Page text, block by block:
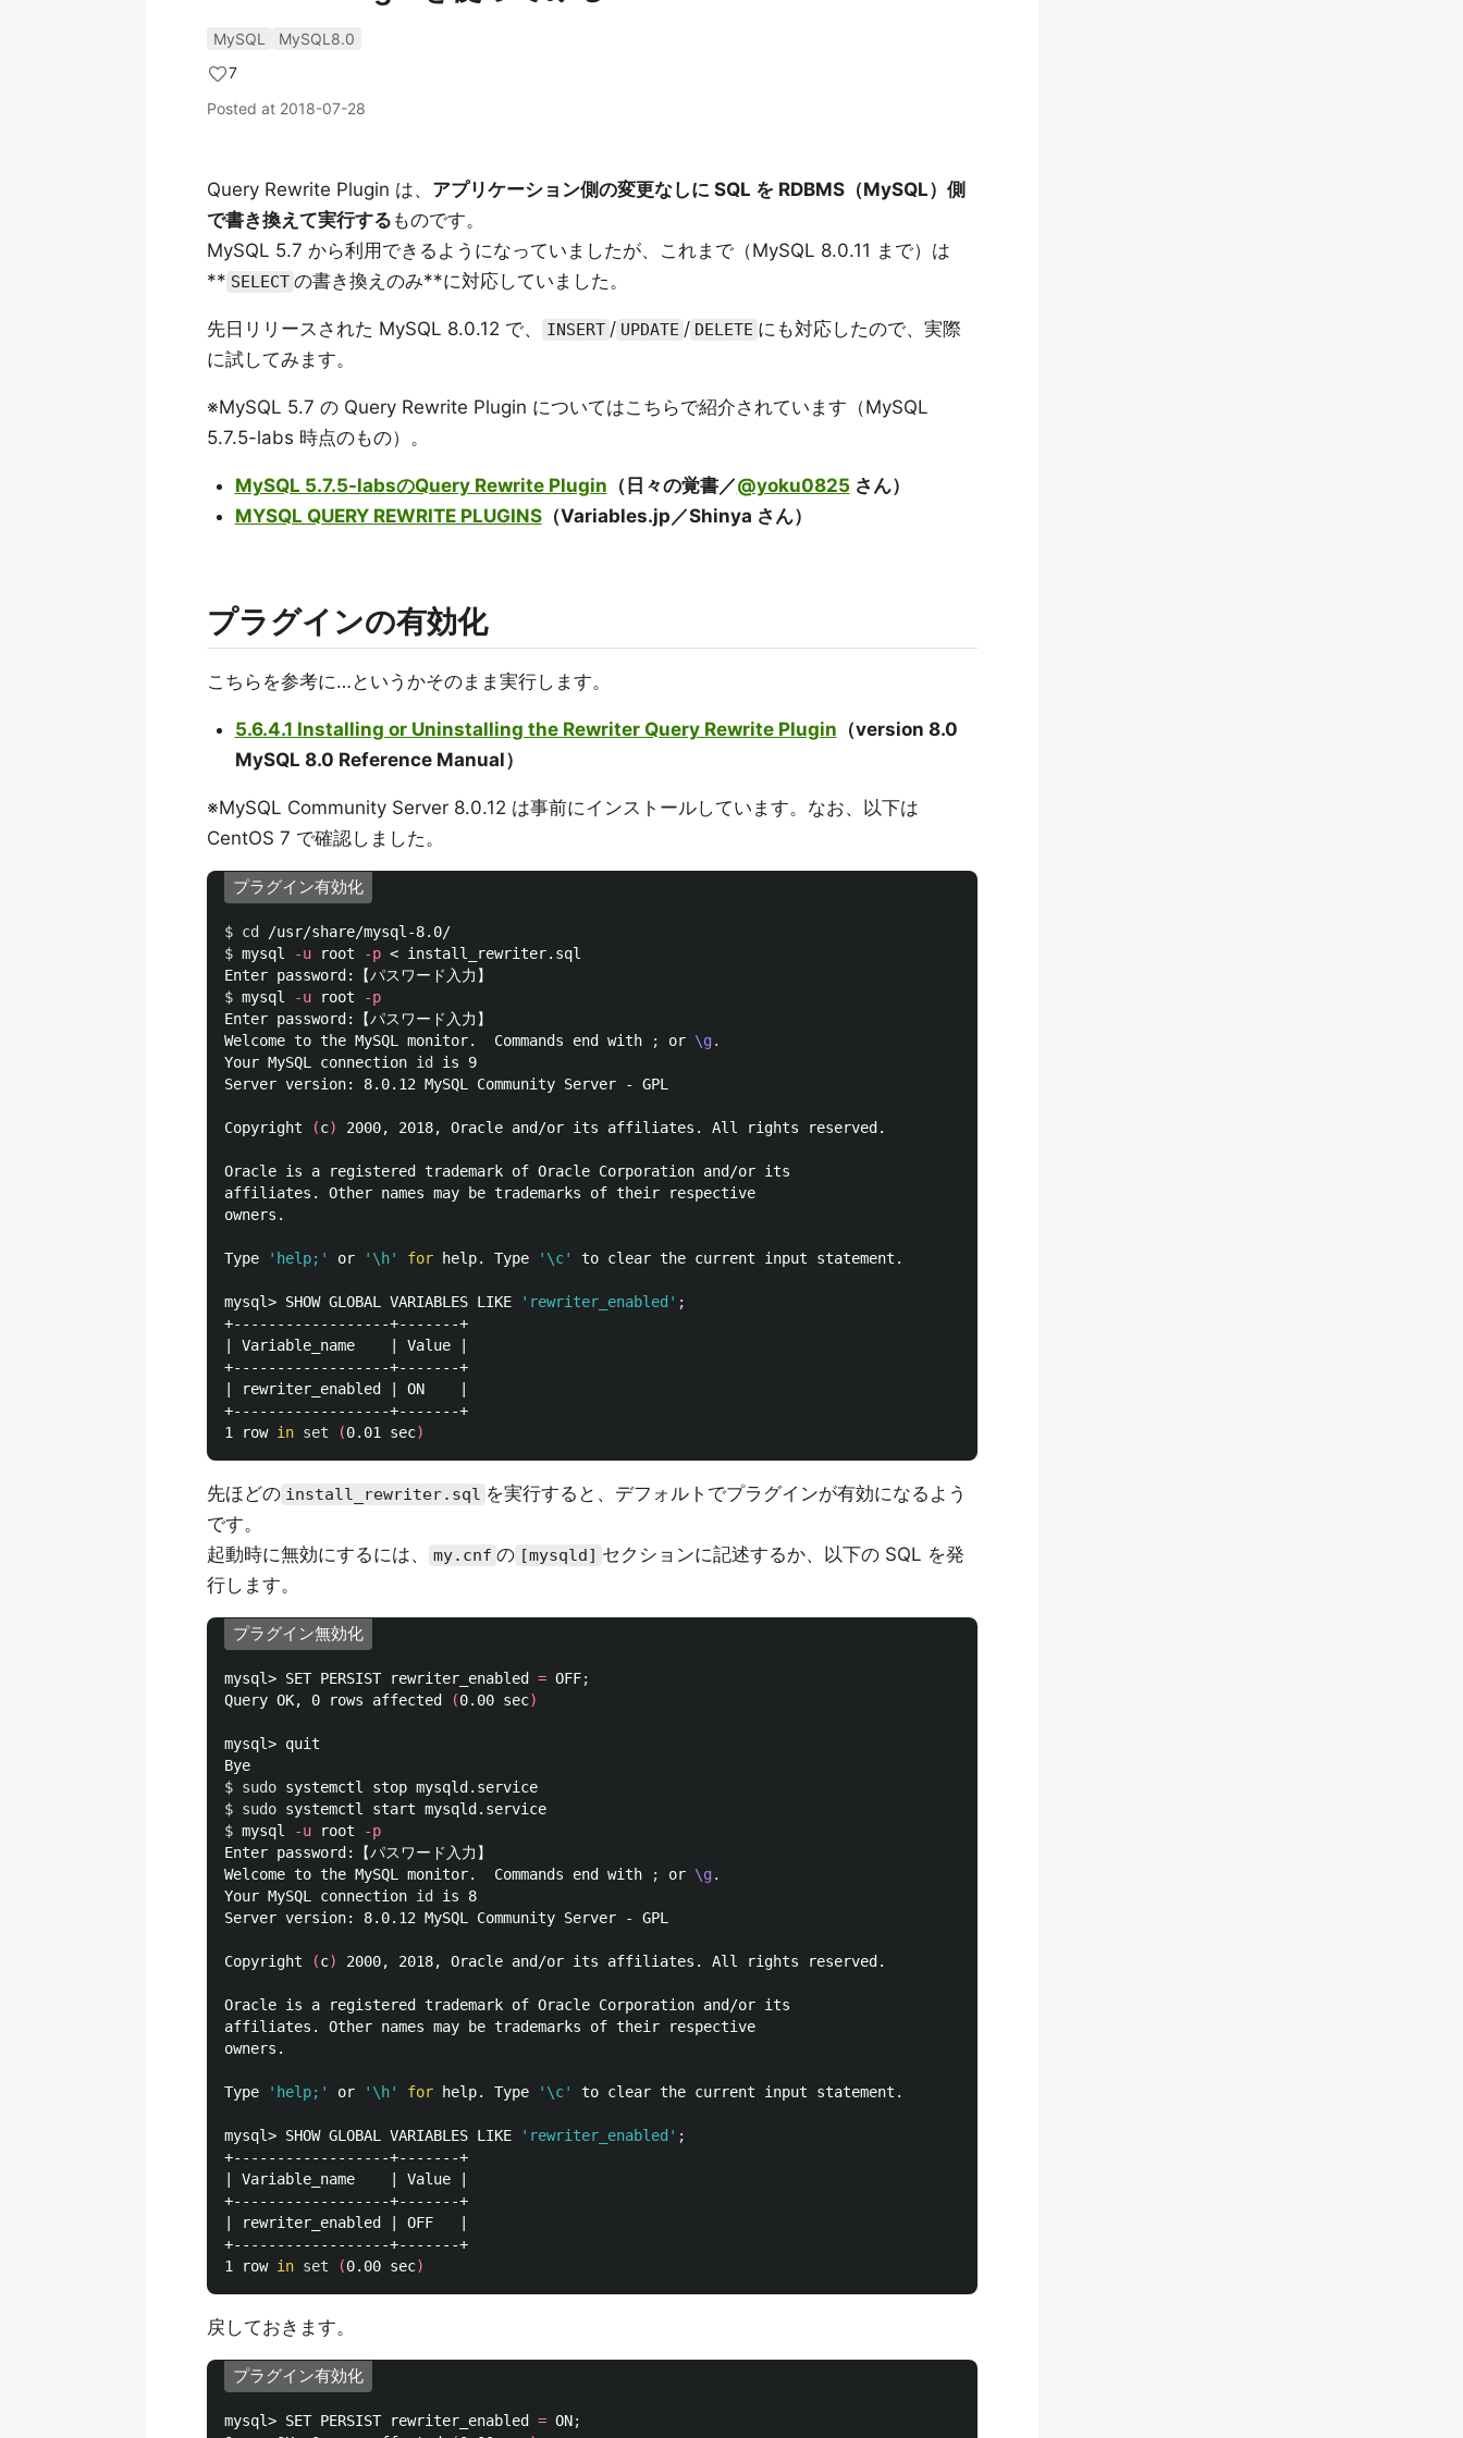
MySQL
MySQL8.0
7
Posted at 2018-07-28
Query Rewrite Plugin は、 アプリケーション側の変更なしに SQL を RDBMS（MySQL）側
で書き換えて実行する ものです。
MySQL 5.7 から利用できるようになっていましたが、これまで（MySQL 8.0.11 まで）は
** SELECT の書き換えのみ**に対応していました。
先日リリースされた MySQL 8.0.12 で、 INSERT / UPDATE / DELETE にも対応したので、実際
に試してみます。
※MySQL 5.7 の Query Rewrite Plugin についてはこちらで紹介されています（MySQL
5.7.5-labs 時点のもの）。
MySQL 5.7.5-labsのQuery Rewrite Plugin （日々の覚書／@yoku0825 さん）
MYSQL QUERY REWRITE PLUGINS（Variables.jp／Shinya さん）
プラグインの有効化
こちらを参考に…というかそのまま実行します。
5.6.4.1 Installing or Uninstalling the Rewriter Query Rewrite Plugin （version 8.0
MySQL 8.0 Reference Manual）
※MySQL Community Server 8.0.12 は事前にインストールしています。なお、以下は
CentOS 7 で確認しました。
プラグイン有効化
$ cd
$ mysql -u root -p < install_rewriter.sql
$ mysql -u root
-p
Enter password:【パスワード入力】
Welcome to the MySQL monitor.  Commands end with
; or \g.
Your MySQL connection id is 9
Server version: 8.0.12 MySQL Community Server - GPL
Copyright (c) 2000, 2018, Oracle and/or its affiliates. All rights reserved.
Oracle is a registered trademark of Oracle Corporation and/or its
affiliates. Other names may be trademarks of their respective
owners.
Type 'help;' or '\h' for help. Type '\c' to clear the current input statement.
mysql> SHOW GLOBAL VARIABLES LIKE 'rewriter_enabled' ;
+------------------+-------+
| Variable_name    | Value |
+------------------+-------+
| rewriter_enabled | ON    |
+------------------+-------+
1 row in set (0.01 sec)
先ほどの install_rewriter.sql を実行すると、デフォルトでプラグインが有効になるよう
です。
起動時に無効にするには、
my.cnf の [mysqld] セクションに記述するか、以下の SQL を発
行します。
プラグイン無効化
mysql> SET PERSIST rewriter_enabled = OFF;
Query OK, 0 rows affected
(0.00 sec)
mysql> quit
$ sudo
$ sudo
$ mysql -u root
-p
Enter password:【パスワード入力】
Welcome to the MySQL monitor.  Commands end with
; or \g.
Your MySQL connection id is 8
Server version: 8.0.12 MySQL Community Server - GPL
Copyright (c) 2000, 2018, Oracle and/or its affiliates. All rights reserved.
Oracle is a registered trademark of Oracle Corporation and/or its
affiliates. Other names may be trademarks of their respective
owners.
Type 'help;' or '\h' for help. Type '\c' to clear the current input statement.
mysql> SHOW GLOBAL VARIABLES LIKE 'rewriter_enabled' ;
+------------------+-------+
| Variable_name    | Value |
+------------------+-------+
| rewriter_enabled | OFF   |
+------------------+-------+
1 row in set (0.00 sec)
戻しておきます。
プラグイン有効化
mysql> SET PERSIST rewriter_enabled = ON;